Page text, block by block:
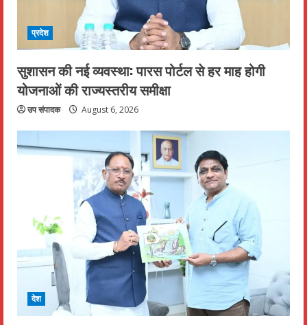
प्रदेश
सुशासन की नई व्यवस्था: पारस पोर्टल से हर माह होगी
योजनाओं की राज्यस्तरीय समीक्षा
उप संपादक August 6, 2026
देश